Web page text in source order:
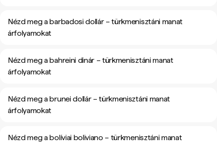
Nézd meg a barbadosi dollár – türkmenisztáni manat
árfolyamokat
Nézd meg a bahreini dinár – türkmenisztáni manat
árfolyamokat
Nézd meg a brunei dollár – türkmenisztáni manat
árfolyamokat
Nézd meg a bolíviai boliviano – türkmenisztáni manat